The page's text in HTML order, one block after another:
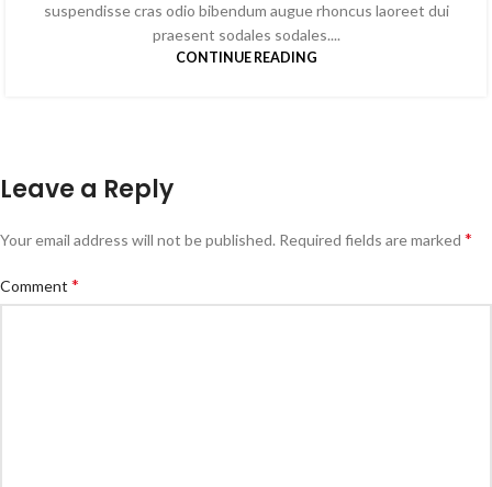
suspendisse cras odio bibendum augue rhoncus laoreet dui
praesent sodales sodales....
CONTINUE READING
Leave a Reply
Your email address will not be published. Required fields are marked *
Comment *